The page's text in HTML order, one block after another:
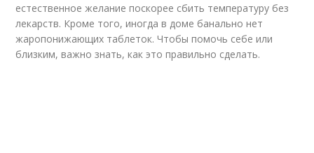
естественное желание поскорее сбить температуру без
лекарств. Кроме того, иногда в доме банально нет
жаропонижающих таблеток. Чтобы помочь себе или
близким, важно знать, как это правильно сделать.